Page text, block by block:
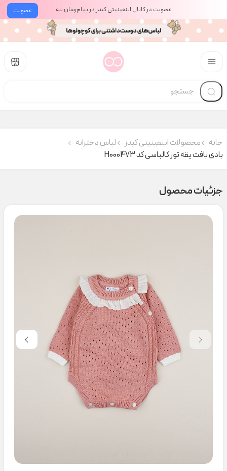
عضویت عضویت در کانال اینفینیتی کیدز در پیام‌رسان بله
خانه محصولات اینفینیتی کیدز
لباس دخترانه
بادی بافت یقه تور کالباسی کد H000473
جزئیات محصول